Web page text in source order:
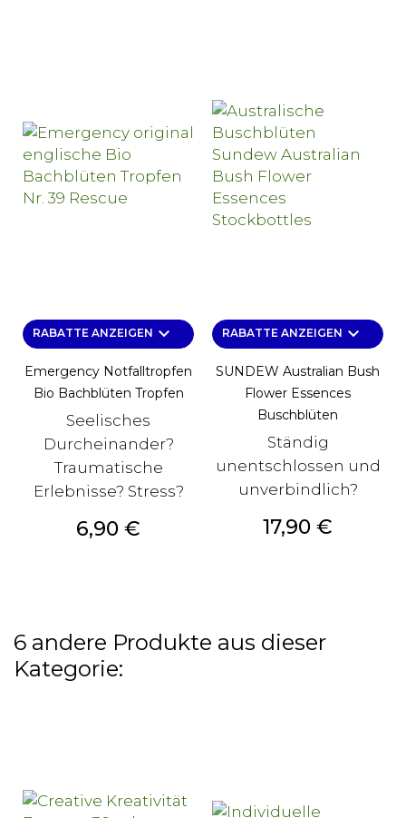
RABATTE ANZEIGEN keyboard_arrow_down
Emergency Notfalltropfen
Bio Bachblüten Tropfen
Seelisches
Durcheinander?
Traumatische
Erlebnisse? Stress?
Preis
6,90 €
RABATTE ANZEIGEN keyboard_arrow_down
SUNDEW Australian Bush
Flower Essences
Buschblüten
Ständig
unentschlossen und
unverbindlich?
Preis
17,90 €
6 andere Produkte aus dieser
Kategorie: